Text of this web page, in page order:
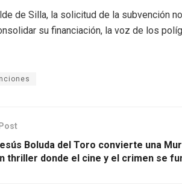
de Silla, la solicitud de la subvención
su financiación, la voz de los
Boluda del Toro convierte una
thriller donde el cine y el crimen se